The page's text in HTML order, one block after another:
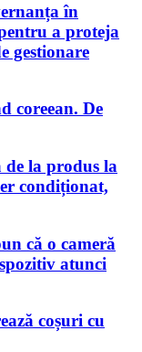
în
a proteja
gestionare
coreean. De
la produs la
condiționat,
că o cameră
atunci
coșuri cu